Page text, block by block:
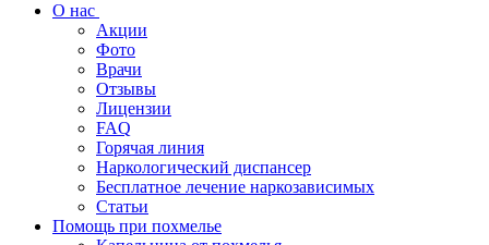
О нас
Акции
Фото
Врачи
Отзывы
Лицензии
FAQ
Горячая линия
Наркологический диспансер
Бесплатное лечение наркозависимых
Статьи
Помощь при похмелье